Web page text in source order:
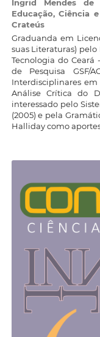
Ingrid Mendes de
Educação, Ciência
Crateús
Graduanda em
suas Literaturas)
Tecnologia do
de Pesquisa GSF/
Interdisciplinares em
Análise Crítica do
interessado pelo
(2005) e pela
Halliday como